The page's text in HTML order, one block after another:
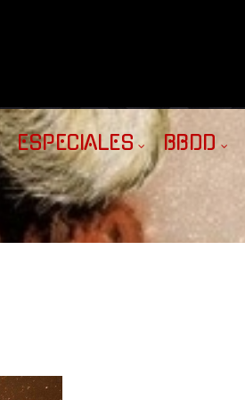
ESPECIALES BBDD